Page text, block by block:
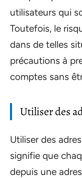
utilisateurs qui
Toutefois, le
dans de telles
précautions à
comptes sans
Utiliser des
Utiliser des
signifie que
depuis une